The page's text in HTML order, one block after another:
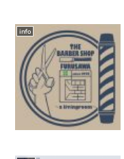
info